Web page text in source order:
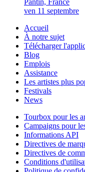
Pantin, France
ven 11 septembre
Accueil
À notre sujet
Télécharger
Blog
Emplois
Assistance
Les artistes plus
Festivals
News
Tourbox pour les
Campaigns pour
Informations API
Directives de
Directives de
Conditions